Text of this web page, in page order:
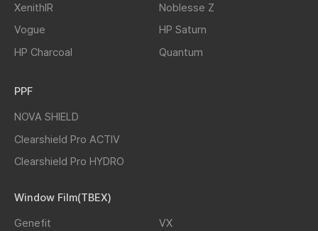
XenithIR
Noblesse Z
Vogue
HP Saturn
HP Charcoal
Quantum
PPF
NOVA SHIELD
Clearshield Pro ACTIV
Clearshield Pro HYDRO
Window Film(TBEX)
Genefit
VX